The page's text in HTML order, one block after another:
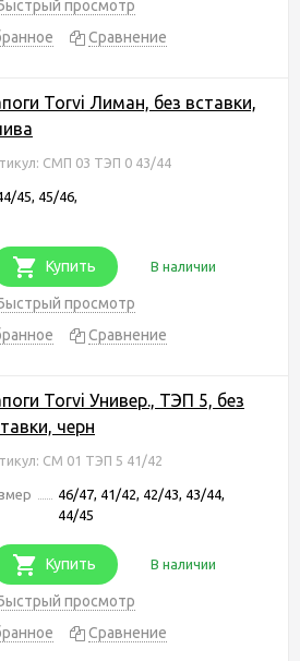
просмотр
Сравнение
Torvi Лиман, без вставки,
СМП 03 ТЭП 0 43/44
45, 45/46,
Купить В наличии
просмотр
Сравнение
Torvi Универ., ТЭП 5, без
черн
СМ 01 ТЭП 5 41/42
46/47, 41/42, 42/43, 43/44,
44/45
Купить В наличии
просмотр
Сравнение